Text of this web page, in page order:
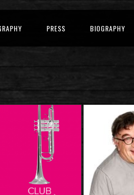
PRESS BIOGRAPHY